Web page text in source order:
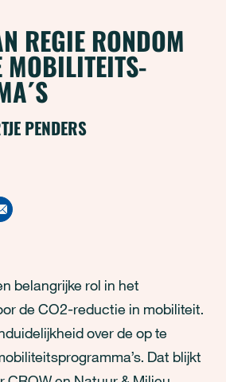
REGIE RONDOM
MOBILITEITS-
PENDERS
belangrijke rol in het
de CO2-reductie in mobiliteit.
over de op te
Dat blijkt